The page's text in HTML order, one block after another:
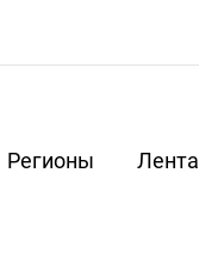
Регионы Лента